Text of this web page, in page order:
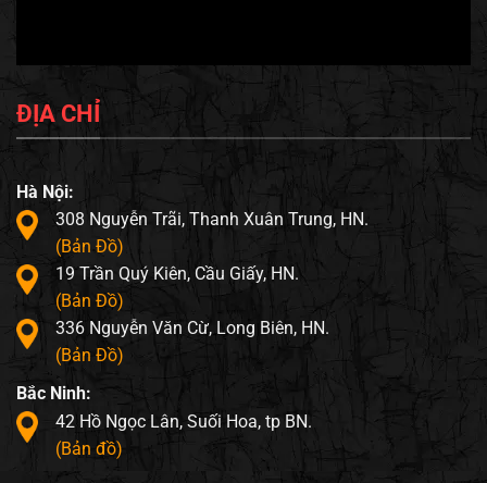
ĐỊA CHỈ
Hà Nội:
308 Nguyễn Trãi, Thanh Xuân Trung, HN.
(Bản Đồ)
19 Trần Quý Kiên, Cầu Giấy, HN.
(Bản Đồ)
336 Nguyễn Văn Cừ, Long Biên, HN.
(Bản Đồ)
Bắc Ninh:
42 Hồ Ngọc Lân, Suối Hoa, tp BN.
(Bản đồ)